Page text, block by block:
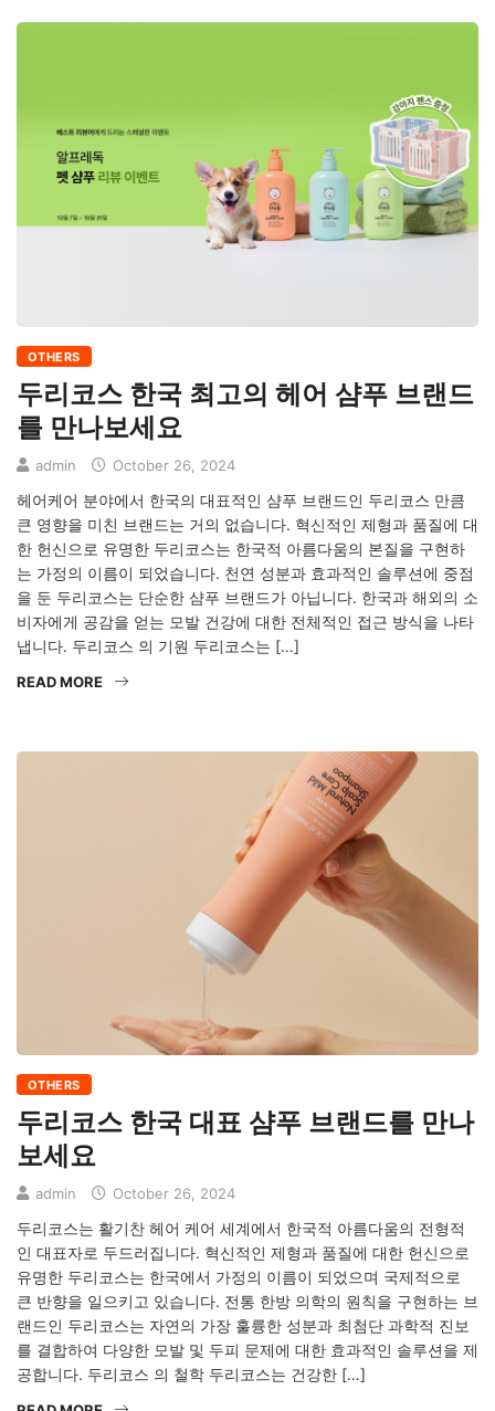
OTHERS
두리코스 한국 최고의 헤어 샴푸 브랜드
를 만나보세요
admin October 26, 2024
헤어케어 분야에서 한국의 대표적인 샴푸 브랜드인 두리코스 만큼
큰 영향을 미친 브랜드는 거의 없습니다. 혁신적인 제형과 품질에 대
한 헌신으로 유명한 두리코스는 한국적 아름다움의 본질을 구현하
는 가정의 이름이 되었습니다. 천연 성분과 효과적인 솔루션에 중점
을 둔 두리코스는 단순한 샴푸 브랜드가 아닙니다. 한국과 해외의 소
비자에게 공감을 얻는 모발 건강에 대한 전체적인 접근 방식을 나타
냅니다. 두리코스 의 기원 두리코스는 […]
READ MORE
OTHERS
두리코스 한국 대표 샴푸 브랜드를 만나
보세요
admin October 26, 2024
두리코스는 활기찬 헤어 케어 세계에서 한국적 아름다움의 전형적
인 대표자로 두드러집니다. 혁신적인 제형과 품질에 대한 헌신으로
유명한 두리코스는 한국에서 가정의 이름이 되었으며 국제적으로
큰 반향을 일으키고 있습니다. 전통 한방 의학의 원칙을 구현하는 브
랜드인 두리코스는 자연의 가장 훌륭한 성분과 최첨단 과학적 진보
를 결합하여 다양한 모발 및 두피 문제에 대한 효과적인 솔루션을 제
공합니다. 두리코스 의 철학 두리코스는 건강한 […]